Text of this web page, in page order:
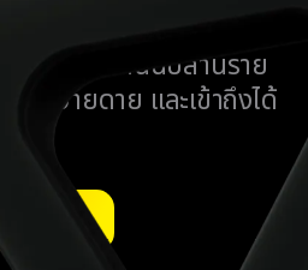
ได้รับใบอนุญาต เปิดให้
ที่มีผู้ใช้งานนับล้านราย
ภัย ง่ายดาย และเข้าถึงได้